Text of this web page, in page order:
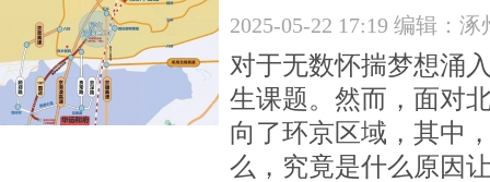
2025-05-22 17:19 编辑：
对于无数怀揣梦想涌
生课题。然而，面对
向了环京区域，其中
么，究竟是什么原因